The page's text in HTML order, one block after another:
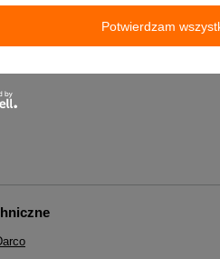
Potwierdzam